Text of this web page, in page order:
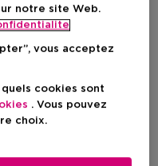
200 ML
Prix du produit
145,90 €
notre site Web.
vous acceptez
cookies sont
. Vous pouvez
choix.